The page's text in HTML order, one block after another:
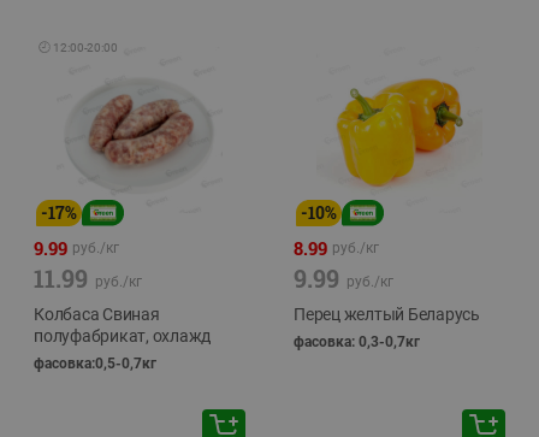
🕘 12:00-20:00
-17%
9.99 руб./кг
11.99 руб./кг
Колбаса Свиная
полуфабрикат, охлажд
фасовка:0,5-0,7кг
-10%
8.99 руб./кг
9.99 руб./кг
Перец желтый Беларусь
фасовка: 0,3-0,7кг